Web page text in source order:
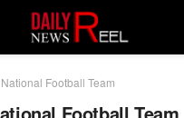
Football Team